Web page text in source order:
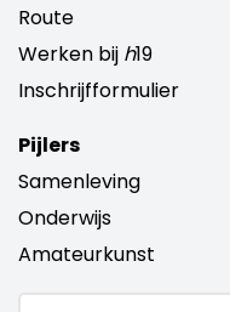
Route
Werken bij h19
Inschrijfformulier
Pijlers
Samenleving
Onderwijs
Amateurkunst